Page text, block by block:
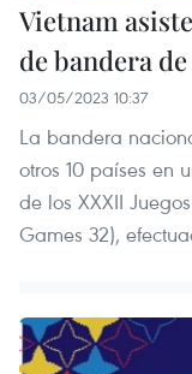
Vietnam
de bandera
03/05/2023 10:37
La bandera
otros 10 países en
de los XXXII
Games 32),